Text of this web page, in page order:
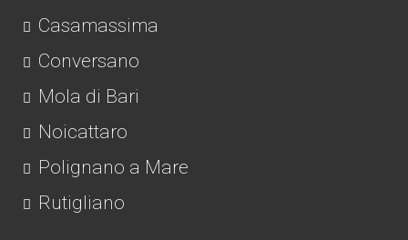
Casamassima
Conversano
Mola di Bari
Noicattaro
Polignano a Mare
Rutigliano